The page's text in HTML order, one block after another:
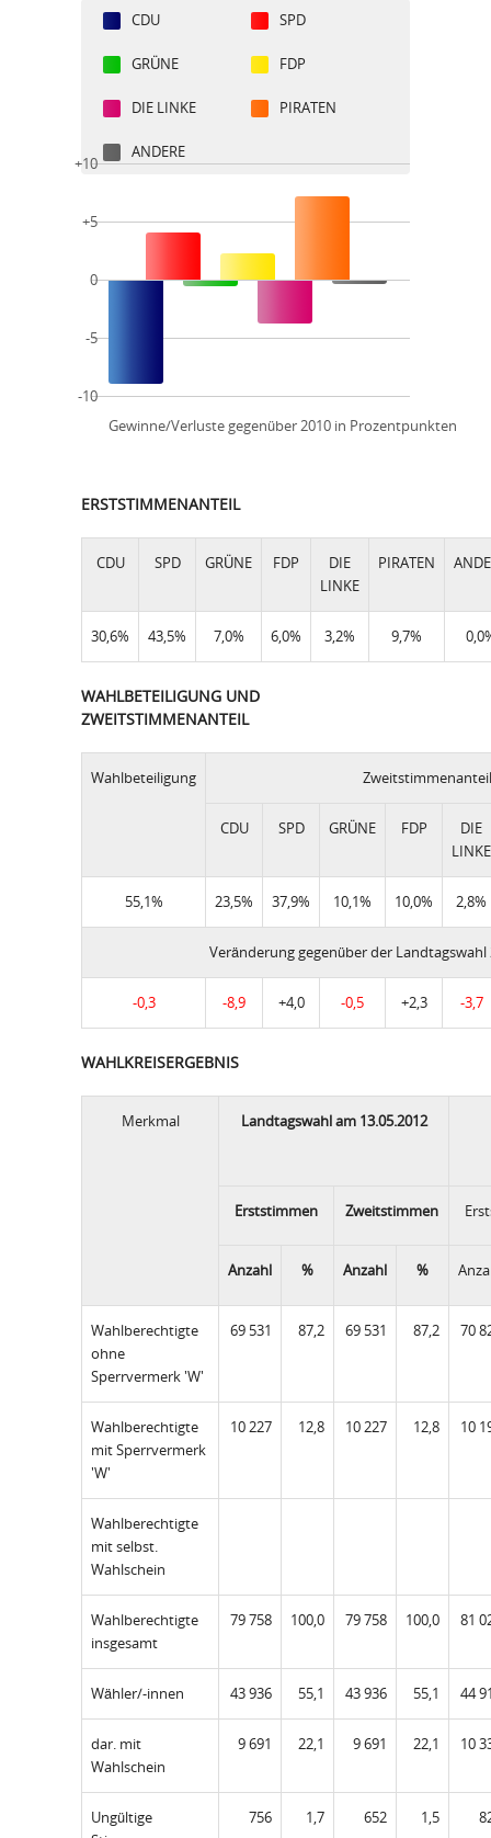
CDU SPD
GRÜNE FDP
DIE LINKE PIRATEN
ANDERE
Gewinne/Verluste gegenüber 2010 in Prozentpunkten
+10
+5
0
-5
-10
ERSTSTIMMENANTEIL
CDU SPD GRÜNE FDP
DIE
LINKE
PIRATEN
30,6% 43,5% 7,0% 6,0% 3,2% 9,7%
WAHLBETEILIGUNG UND
ZWEITSTIMMENANTEIL
Wahlbeteiligung Zweitstimmenanteil
CDU SPD GRÜNE FDP
DIE
LINKE
55,1% 23,5% 37,9% 10,1% 10,0% 2,8%
Veränderung gegenüber der Landtagswahl
-0,3 -8,9 +4,0 -0,5 +2,3 -3,7
WAHLKREISERGEBNIS
Merkmal Landtagswahl am 13.05.2012
Erststimmen Zweitstimmen
Anzahl % Anzahl %
Wahlberechtigte
ohne
Sperrvermerk 'W'
69 531 87,2 69 531 87,2 70
Wahlberechtigte
mit Sperrvermerk
'W'
10 227 12,8 10 227 12,8 10
Wahlberechtigte
mit selbst.
Wahlschein
Wahlberechtigte
insgesamt
79 758 100,0 79 758 100,0 81
Wähler/-innen 43 936 55,1 43 936 55,1 44
dar. mit
Wahlschein
9 691 22,1 9 691 22,1 10
Ungültige
756 1,7 652 1,5